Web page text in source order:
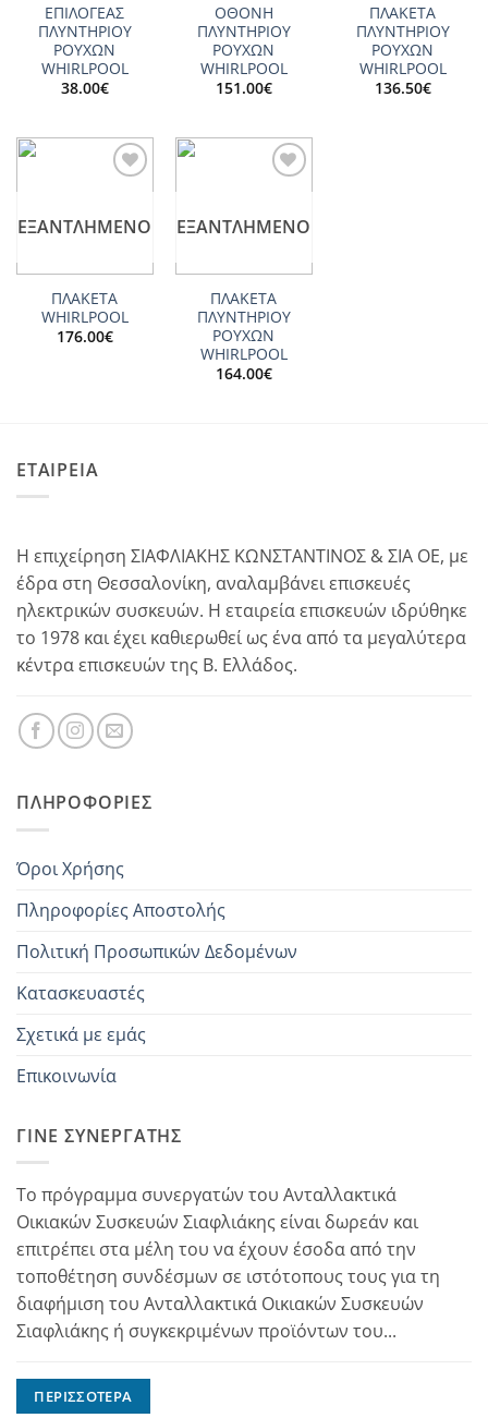
ΕΠΙΛΟΓΕΑΣ
ΠΛΥΝΤΗΡΙΟΥ
ΡΟΥΧΩΝ
WHIRLPOOL
38.00€
ΟΘΟΝΗ
ΠΛΥΝΤΗΡΙΟΥ
ΡΟΥΧΩΝ
WHIRLPOOL
151.00€
ΠΛΑΚΕΤΑ
ΠΛΥΝΤΗΡΙΟΥ
ΡΟΥΧΩΝ
WHIRLPOOL
136.50€
ΕΞΑΝΤΛΗΜΈΝΟ
ΠΛΑΚΕΤΑ
WHIRLPOOL
176.00€
ΕΞΑΝΤΛΗΜΈΝΟ
ΠΛΑΚΕΤΑ
ΠΛΥΝΤΗΡΙΟΥ
ΡΟΥΧΩΝ
WHIRLPOOL
164.00€
ΕΤΑΙΡΕΙΑ
Η επιχείρηση ΣΙΑΦΛΙΑΚΗΣ ΚΩΝΣΤΑΝΤΙΝΟΣ & ΣΙΑ ΟΕ, με
έδρα στη Θεσσαλονίκη, αναλαμβάνει επισκευές
ηλεκτρικών συσκευών. Η εταιρεία επισκευών ιδρύθηκε
το 1978 και έχει καθιερωθεί ως ένα από τα μεγαλύτερα
κέντρα επισκευών της Β. Ελλάδος.
ΠΛΗΡΟΦΟΡΊΕΣ
Όροι Χρήσης
Πληροφορίες Αποστολής
Πολιτική Προσωπικών Δεδομένων
Κατασκευαστές
Σχετικά με εμάς
Επικοινωνία
ΓΊΝΕ ΣΥΝΕΡΓΆΤΗΣ
Το πρόγραμμα συνεργατών του Ανταλλακτικά
Οικιακών Συσκευών Σιαφλιάκης είναι δωρεάν και
επιτρέπει στα μέλη του να έχουν έσοδα από την
τοποθέτηση συνδέσμων σε ιστότοπους τους για τη
διαφήμιση του Ανταλλακτικά Οικιακών Συσκευών
Σιαφλιάκης ή συγκεκριμένων προϊόντων του...
ΠΕΡΙΣΣΌΤΕΡΑ